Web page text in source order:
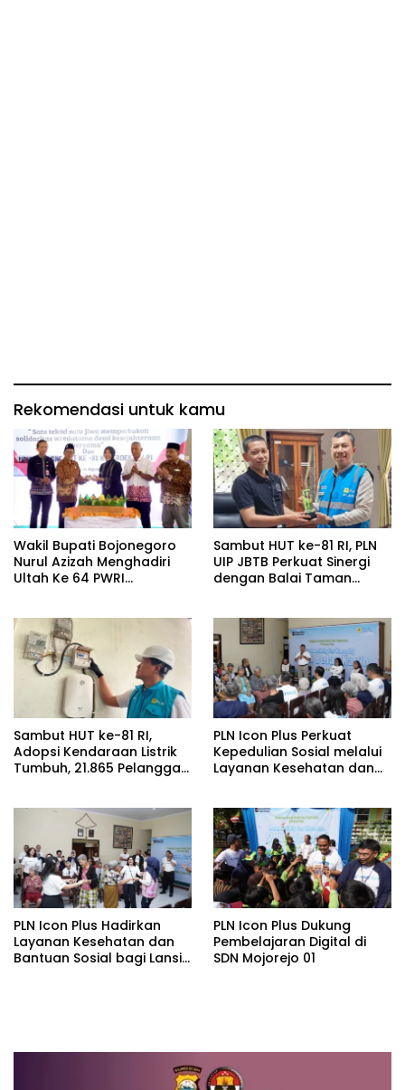
Rekomendasi untuk kamu
Wakil Bupati Bojonegoro
Nurul Azizah Menghadiri
Ultah Ke 64 PWRI
Sambut HUT ke-81 RI, PLN
UIP JBTB Perkuat Sinergi
dengan Balai Taman
SUTET 500 kV Paiton–
Watudodol/Kalipuro
Sambut HUT ke-81 RI,
Adopsi Kendaraan Listrik
Tumbuh, 21.865 Pelanggan
pada Semester I 2026
PLN Icon Plus Perkuat
Kepedulian Sosial melalui
Layanan Kesehatan dan
PLN Icon Plus Hadirkan
Layanan Kesehatan dan
Bantuan Sosial bagi Lansia
PLN Icon Plus Dukung
Pembelajaran Digital di
SDN Mojorejo 01